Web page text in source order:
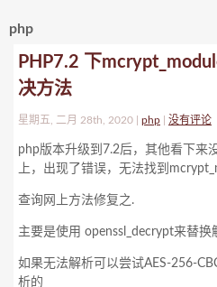
php
PHP7.2 下
决方法
星期五, 二月 28th, 2020 | php 没有评论
php版本升级到7.2后，其他看下来
上，出现了错误，无法找到
查询网上方法修复之.
主要是使用 openssl_decrypt来替换
如果无法解析可以尝试AES-256-
析的